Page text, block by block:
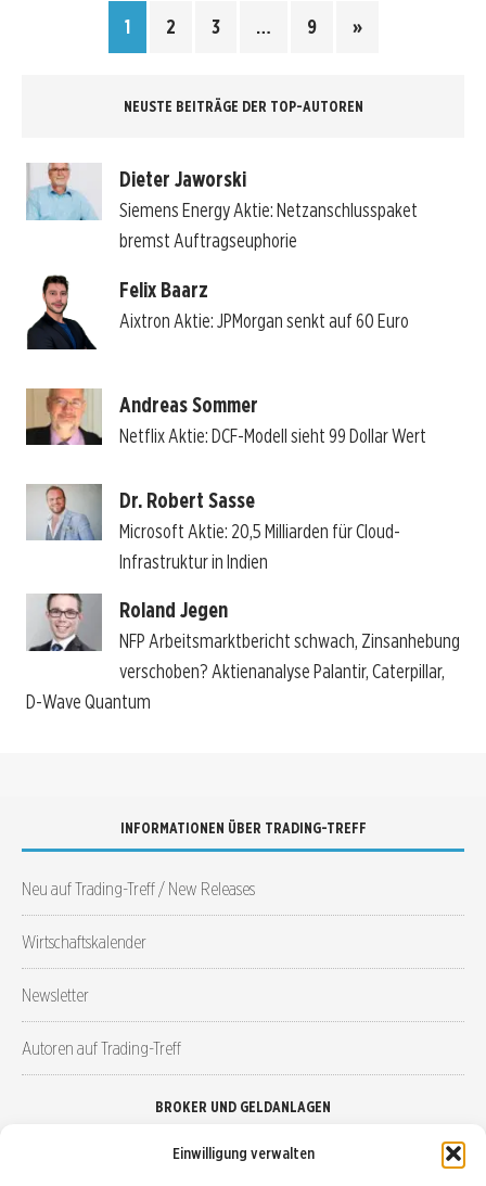
Einwilligung verwalten
1 2 3 … 9 »
NEUSTE BEITRÄGE DER TOP-AUTOREN
Dieter Jaworski
Siemens Energy Aktie: Netzanschlusspaket
bremst Auftragseuphorie
Felix Baarz
Aixtron Aktie: JPMorgan senkt auf 60 Euro
Andreas Sommer
Netflix Aktie: DCF-Modell sieht 99 Dollar Wert
Dr. Robert Sasse
Microsoft Aktie: 20,5 Milliarden für Cloud-
Infrastruktur in Indien
Roland Jegen
NFP Arbeitsmarktbericht schwach, Zinsanhebung
verschoben? Aktienanalyse Palantir, Caterpillar,
D-Wave Quantum
INFORMATIONEN ÜBER TRADING-TREFF
Neu auf Trading-Treff / New Releases
Wirtschaftskalender
Newsletter
Autoren auf Trading-Treff
BROKER UND GELDANLAGEN